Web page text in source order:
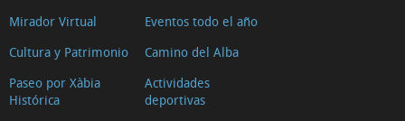
Mirador Virtual
Cultura y Patrimonio
Paseo por Xàbia
Histórica
Eventos todo el año
Camino del Alba
Actividades
deportivas